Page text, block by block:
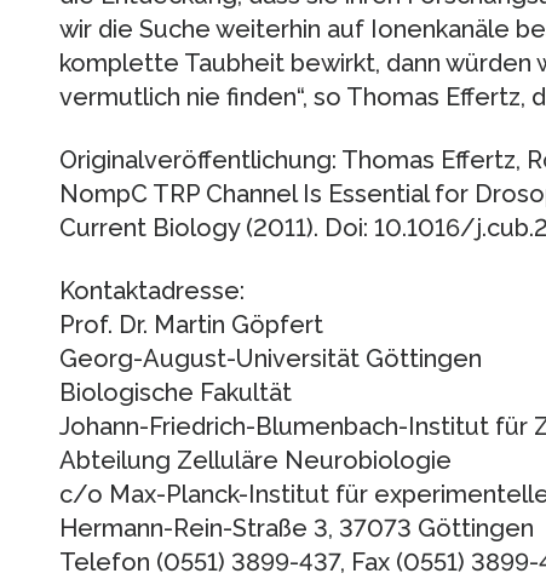
wir die Suche weiterhin auf Ionenkanäle
komplette Taubheit bewirkt, dann würden
vermutlich nie finden“, so Thomas Effertz,
Originalveröffentlichung: Thomas Effertz,
NompC TRP Channel Is Essential for
Current Biology (2011). Doi: 10.1016/
Kontaktadresse:
Prof. Dr. Martin Göpfert
Georg-August-Universität Göttingen
Biologische Fakultät
Johann-Friedrich-Blumenbach-Institut für
Abteilung Zelluläre Neurobiologie
c/o Max-Planck-Institut für
Hermann-Rein-Straße 3, 37073 Göttingen
Telefon (0551) 3899-437, Fax (0551) 3899-